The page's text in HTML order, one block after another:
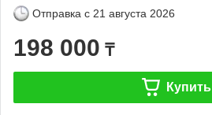
Отправка с 21 августа 2026
198 000 ₸
Купить